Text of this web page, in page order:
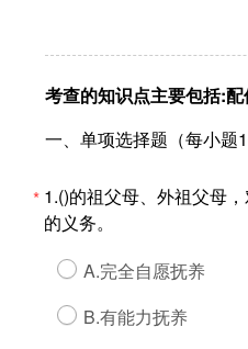
考查的知识点主要包括:配
一、单项选择题（每小题
* 1.()的祖父母、外祖父母
的义务。
A.完全自愿抚养
B.有能力抚养